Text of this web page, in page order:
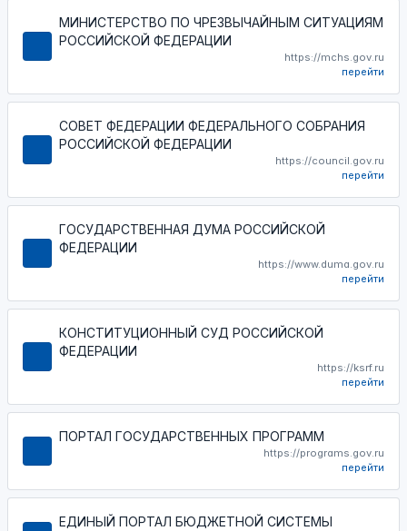
МИНИСТЕРСТВО ПО ЧРЕЗВЫЧАЙНЫМ СИТУАЦИЯМ
РОССИЙСКОЙ ФЕДЕРАЦИИ
https://mchs.gov.ru
перейти
СОВЕТ ФЕДЕРАЦИИ ФЕДЕРАЛЬНОГО СОБРАНИЯ
РОССИЙСКОЙ ФЕДЕРАЦИИ
https://council.gov.ru
перейти
ГОСУДАРСТВЕННАЯ ДУМА РОССИЙСКОЙ
ФЕДЕРАЦИИ
https://www.duma.gov.ru
перейти
КОНСТИТУЦИОННЫЙ СУД РОССИЙСКОЙ
ФЕДЕРАЦИИ
https://ksrf.ru
перейти
ПОРТАЛ ГОСУДАРСТВЕННЫХ ПРОГРАММ
https://programs.gov.ru
перейти
ЕДИНЫЙ ПОРТАЛ БЮДЖЕТНОЙ СИСТЕМЫ